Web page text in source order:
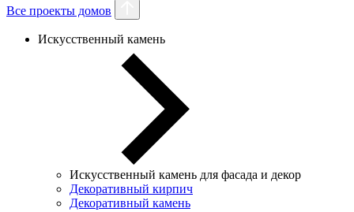
Все проекты домов
Искусственный камень
Искусственный камень для фасада и декор
Декоративный кирпич
Декоративный камень